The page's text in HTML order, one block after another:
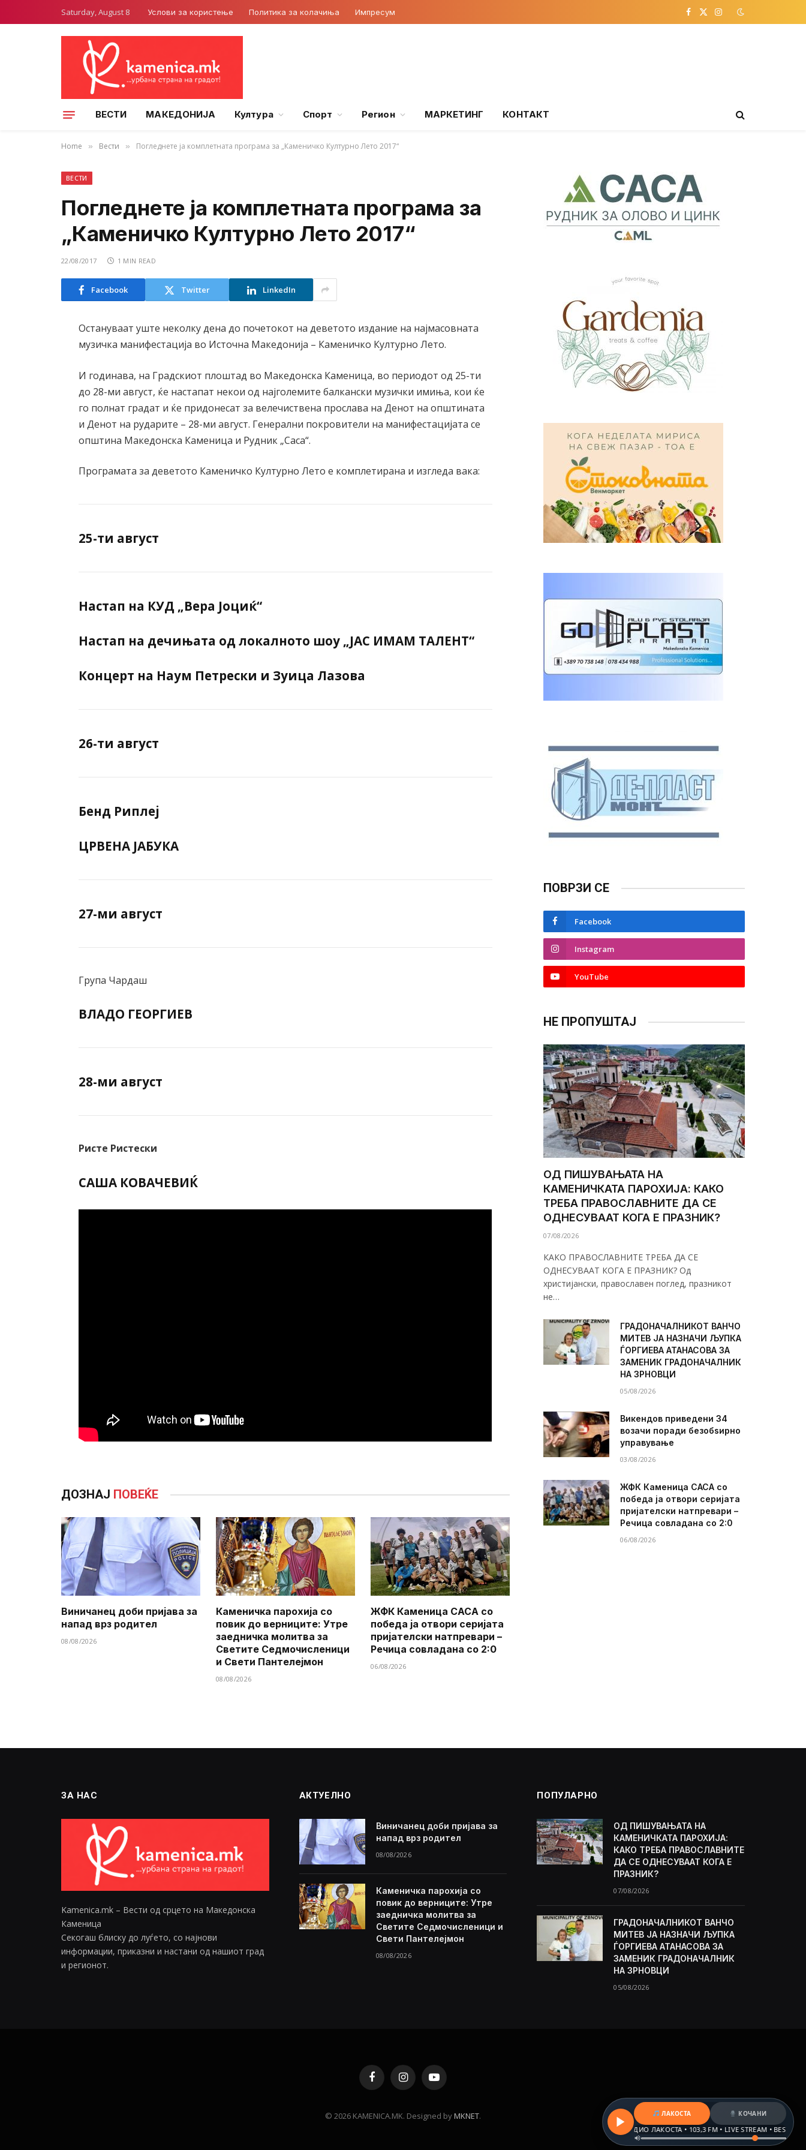
Saturday, August 8 Услови за користење Политика за колачиња Импресум Facebook
X
Instagram
ВЕСТИ МАКЕДОНИЈА Култура Спорт Регион МАРКЕТИНГ КОНТАКТ
Home » Вести » Погледнете ја комплетната програма за „Каменичко Културно Лето 2017“
ВЕСТИ
Погледнете ја комплетната програма за
„Каменичко Културно Лето 2017“
22/08/2017 1 MIN READ
Facebook Twitter LinkedIn
Остануваат уште неколку дена до почетокот на деветото издание на најмасовната
музичка манифестација во Источна Македонија – Каменичко Културно Лето.
И годинава, на Градскиот плоштад во Македонска Каменица, во периодот од 25-ти
до 28-ми август, ќе настапат некои од најголемите балкански музички имиња, кои ќе
го полнат градат и ќе придонесат за велечиствена прослава на Денот на општината
и Денот на рударите – 28-ми август. Генерални покровители на манифестацијата се
општина Македонска Каменица и Рудник „Саса“.
Програмата за деветото Каменичко Културно Лето е комплетирана и изгледа вака:
25-ти август
Настап на КУД „Вера Јоциќ“
Настап на дечињата од локалното шоу „ЈАС ИМАМ ТАЛЕНТ“
Концерт на Наум Петрески и Зуица Лазова
26-ти август
Бенд Риплеј
ЦРВЕНА ЈАБУКА
27-ми август
Група Чардаш
ВЛАДО ГЕОРГИЕВ
28-ми август
Ристе Ристески
САША КОВАЧЕВИЌ
ДОЗНАЈ ПОВЕЌЕ
Виничанец доби пријава за
напад врз родител
08/08/2026
Каменичка парохија со
повик до верниците: Утре
заедничка молитва за
Светите Седмочисленици
и Свети Пантелејмон
08/08/2026
ЖФК Каменица САСА со
победа ја отвори серијата
пријателски натпревари –
Речица совладана со 2:0
06/08/2026
ПОВРЗИ СЕ
Facebook
Instagram
YouTube
НЕ ПРОПУШТАЈ
ОД ПИШУВАЊАТА НА
КАМЕНИЧКАТА ПАРОХИЈА: КАКО
ТРЕБА ПРАВОСЛАВНИТЕ ДА СЕ
ОДНЕСУВААТ КОГА Е ПРАЗНИК?
07/08/2026
КАКО ПРАВОСЛАВНИТЕ ТРЕБА ДА СЕ
ОДНЕСУВААТ КОГА Е ПРАЗНИК? Од
христијански, православен поглед, празникот
не…
ГРАДОНАЧАЛНИКОТ ВАНЧО
МИТЕВ ЈА НАЗНАЧИ ЉУПКА
ЃОРГИЕВА АТАНАСОВА ЗА
ЗАМЕНИК ГРАДОНАЧАЛНИК
НА ЗРНОВЦИ
05/08/2026
Викендов приведени 34
возачи поради безобѕирно
управување
03/08/2026
ЖФК Каменица САСА со
победа ја отвори серијата
пријателски натпревари –
Речица совладана со 2:0
06/08/2026
ЗА НАС
Kamenica.mk – Вести од срцето на Македонска
Каменица
Секогаш блиску до луѓето, со најнови
информации, приказни и настани од нашиот град
и регионот.
АКТУЕЛНО
Виничанец доби пријава за
напад врз родител
08/08/2026
Каменичка парохија со
повик до верниците: Утре
заедничка молитва за
Светите Седмочисленици и
Свети Пантелејмон
08/08/2026
ПОПУЛАРНО
ОД ПИШУВАЊАТА НА
КАМЕНИЧКАТА ПАРОХИЈА:
КАКО ТРЕБА ПРАВОСЛАВНИТЕ
ДА СЕ ОДНЕСУВААТ КОГА Е
ПРАЗНИК?
07/08/2026
ГРАДОНАЧАЛНИКОТ ВАНЧО
МИТЕВ ЈА НАЗНАЧИ ЉУПКА
ЃОРГИЕВА АТАНАСОВА ЗА
ЗАМЕНИК ГРАДОНАЧАЛНИК
НА ЗРНОВЦИ
05/08/2026
FacebookInstagramYouTube
© 2026 KAMENICA.MK. Designed byMKNET. ЛАКОСТА КОЧАНИ
РАДИО ЛАКОСТА • 103,3 FM • LIVE STREAM • BEST HITS &